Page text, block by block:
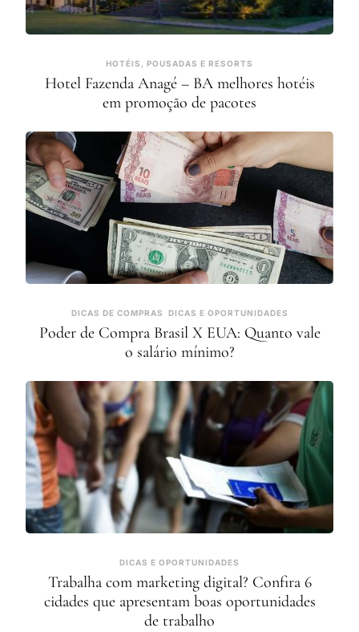
HOTÉIS, POUSADAS E RESORTS
Hotel Fazenda Anagé – BA melhores hotéis
em promoção de pacotes
DICAS DE COMPRAS DICAS E OPORTUNIDADES
Poder de Compra Brasil X EUA: Quanto vale
o salário mínimo?
DICAS E OPORTUNIDADES
Trabalha com marketing digital? Confira 6
cidades que apresentam boas oportunidades
de trabalho